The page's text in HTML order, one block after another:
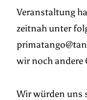
Veranstaltung
zeitnah unter
wir noch andere
Wir würden uns